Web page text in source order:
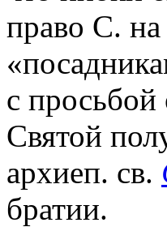
право С. на
с
Святой
архиеп. св.
братии.